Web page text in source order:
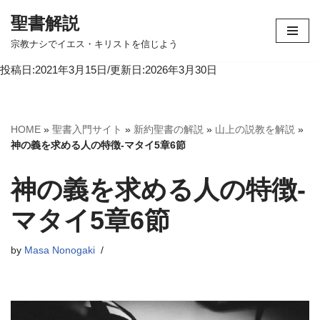
コ
テ
へ
ス
ッ
プ
聖書解説
宗教ナシでイエス・キリストを信じよう
投稿日:2021年3月15日/更新日:2026年3月30日
HOME » 聖書入門サイト » 新約聖書の解説 » 山上の説教を解説 »
神の義を求める人の特徴-マタイ5章6節
神の義を求める人の特徴-
マタイ5章6節
by Masa Nonogaki